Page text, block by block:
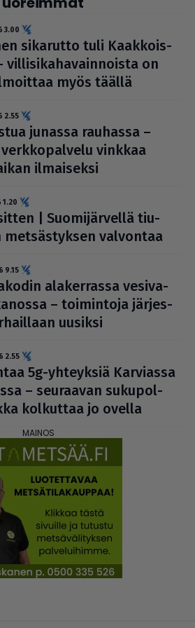
3.00
sikarutto tuli Kaakkois-
vil­li­si­ka­ha­vain­noista on
myös täällä
2.55
junassa rauhassa –
vinkkaa
ilmai­seksi
1.20
| Suo­mi­jär­vellä tiu­
met­säs­tyk­sen valvontaa
9.15
ala­ker­rassa vesi­va­
– toi­min­toja jär­jes­
uusiksi
2.55
5g-yhteyksiä Karviassa
– seuraavan suku­pol­
kolkuttaa jo ovella